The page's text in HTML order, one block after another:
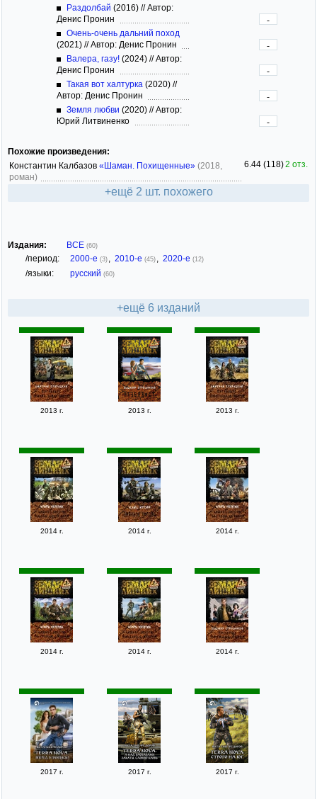
Раздолбай (2016) //Автор:
Денис Пронин
-
Очень-очень дальний поход
(2021) //Автор: Денис Пронин
-
Валера, газу! (2024) //Автор:
Денис Пронин
-
Такая вот халтурка (2020) //
Автор: Денис Пронин
-
Земля любви (2020) //Автор:
Юрий Литвиненко
-
Похожие произведения:
Константин Калбазов «Шаман. Похищенные» (2018,
роман)
6.44 (118)2 отз.
+ещё 2 шт. похожего
Издания: ВСЕ (60)
/период: 2000-е (3) , 2010-е (45) , 2020-е (12)
/языки: русский (60)
+ещё 6 изданий
2013 г. 2013 г. 2013 г.
2014 г. 2014 г. 2014 г.
2014 г. 2014 г. 2014 г.
2017 г. 2017 г. 2017 г.